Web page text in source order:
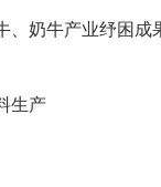
、奶牛产业纾困成
生产